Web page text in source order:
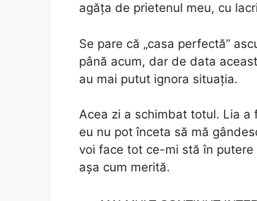
agăța de prietenul meu, cu
Se pare că „casa perfectă”
până acum, dar de data
au mai putut ignora situația.
Acea zi a schimbat totul. Lia
eu nu pot înceta să mă
voi face tot ce-mi stă în
așa cum merită.